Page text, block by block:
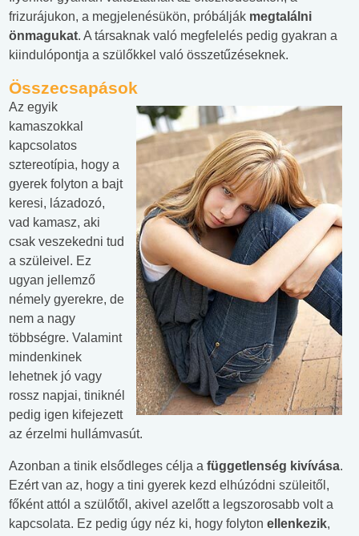
frizurájukon, a megjelenésükön, próbálják megtalálni
önmagukat. A társaknak való megfelelés pedig gyakran a
kiindulópontja a szülőkkel való összetűzéseknek.
Összecsapások
Az egyik
kamaszokkal
kapcsolatos
sztereotípia, hogy a
gyerek folyton a bajt
keresi, lázadozó,
vad kamasz, aki
csak veszekedni tud
a szüleivel. Ez
ugyan jellemző
némely gyerekre, de
nem a nagy
többségre. Valamint
mindenkinek
lehetnek jó vagy
rossz napjai, tiniknél
pedig igen kifejezett
az érzelmi hullámvasút.
Azonban a tinik elsődleges célja a függetlenség kivívása.
Ezért van az, hogy a tini gyerek kezd elhúzódni szüleitől,
főként attól a szülőtől, akivel azelőtt a legszorosabb volt a
kapcsolata. Ez pedig úgy néz ki, hogy folyton ellenkezik,